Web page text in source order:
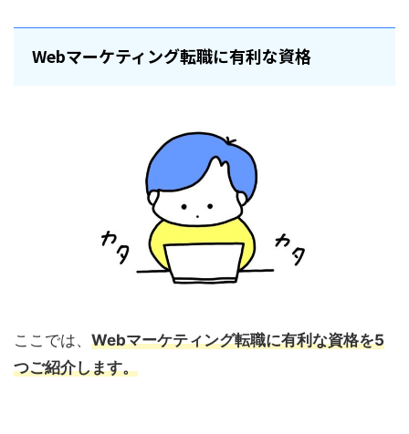
Webマーケティング転職に有利な資格
ここでは、 Webマーケティング転職に有利な資格を5
つご紹介します。